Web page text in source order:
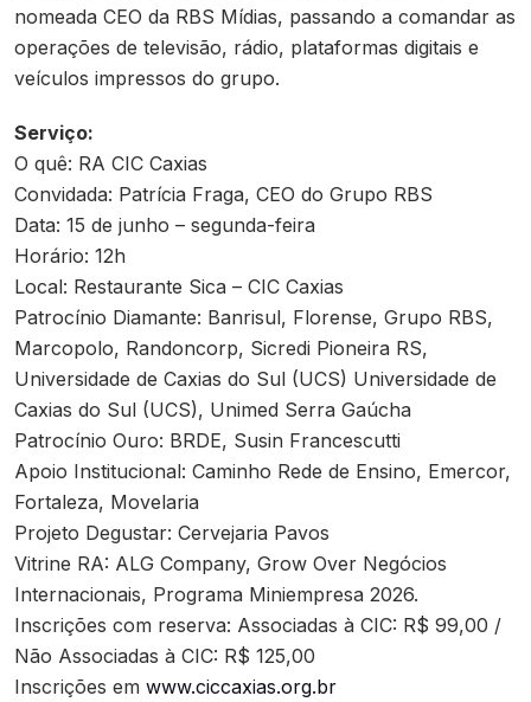
nomeada CEO da RBS Mídias, passando a comandar as
operações de televisão, rádio, plataformas digitais e
veículos impressos do grupo.
Serviço:
O quê: RA CIC Caxias
Convidada: Patrícia Fraga, CEO do Grupo RBS
Data: 15 de junho – segunda-feira
Horário: 12h
Local: Restaurante Sica – CIC Caxias
Patrocínio Diamante: Banrisul, Florense, Grupo RBS,
Marcopolo, Randoncorp, Sicredi Pioneira RS,
Universidade de Caxias do Sul (UCS) Universidade de
Caxias do Sul (UCS), Unimed Serra Gaúcha
Patrocínio Ouro: BRDE, Susin Francescutti
Apoio Institucional: Caminho Rede de Ensino, Emercor,
Fortaleza, Movelaria
Projeto Degustar: Cervejaria Pavos
Vitrine RA: ALG Company, Grow Over Negócios
Internacionais, Programa Miniempresa 2026.
Inscrições com reserva: Associadas à CIC: R$ 99,00 /
Não Associadas à CIC: R$ 125,00
Inscrições em www.ciccaxias.org.br